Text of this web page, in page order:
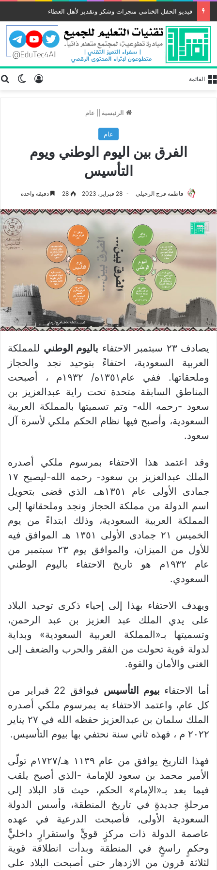
فيديو الحفل الختامي منجزات وشكر وتقدير لأهل العطاء
تسجيل القائمة
الرئيسية عام
عام
الفرق بين اليوم الوطني ويوم
التأسيس
فاطمة فرج الرحيلي 28 فبراير، 2023 28 دقيقة واحدة
يصادف ٢٣ سبتمبر الاحتفاء باليوم الوطني للمملكة
العربية السعودية، احتفاءً بتوحيد نجد والحجاز
وملحقاتها. ففي عام١٣٥١ه/ ١٩٣٢م ، أصبحت
المناطق السابقة متحدة تحت راية عبدالعزيز بن
سعود -رحمه الله- وتم تسميتها بالمملكة العربية
السعودية، وأصبح فيها نظام الحكم ملكي لأسرة آل
سعود.
وقد اعتمد هذا الاحتفاء بمرسوم ملكي أصدره
الملك عبدالعزيز بن سعود- رحمه الله-ليصبح ١٧
جمادى الأولى عام ١٣٥١هـ، الذي قضى بتحويل
اسم الدولة من مملكة الحجاز ونجد وملحقاتها إلى
المملكة العربية السعودية، وذلك ابتداءً من يوم
الخميس ٢١ جمادى الأولى ١٣٥١ هـ الموافق فيه
للأول من الميزان، والموافق يوم ٢٣ سبتمبر من
عام ١٩٣٢م هو تاريخ الاحتفاء باليوم الوطني
السعودي.
ويهدف الاحتفاء بهذا إلى إحياء ذكرى توحيد البلاد
على يدي الملك عبد العزيز بن عبد الرحمن،
وتسميتها بـ«المملكة العربية السعودية» وبداية
لدولة قوية تحولت من الفقر والحرب والضعف إلى
الغنى والأمان والقوة.
أما الاحتفاء بيوم التأسيس
فيوافق 22 فبراير من
كل عام، واعتمد الاحتفاء به بمرسوم ملكي أصدره
الملك سلمان بن عبدالعزيز حفظه الله في ٢٧ يناير
٢٠٢٢ م ، فهذه ثاني سنة نحتفي بها بيوم التأسيس.
فهذا التاريخ يوافق من عام ١١٣٩ هـ/١٧٢٧م تولّى
الأمير محمد بن سعود للإمامة -الذي أصبح يلقب
فيما بعد بـ«الإمام» الحكم، حيث قاد البلاد إلى
مرحلةٍ جديدةٍ في تاريخ المنطقة، وأسس الدولة
السعودية الأولى، فأصبحت الدرعية في عهده
عاصمة الدولة ذات مركزٍ قويٍّ واستقرارٍ داخليٍّ
وحكمٍ راسخٍ في المنطقة وبدأت انطلاقة قوية
لثلاثة قرون من الازدهار حتى أصبحت البلاد على